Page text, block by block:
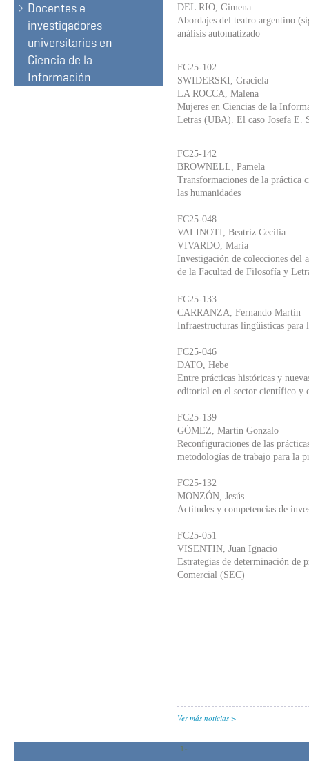
Docentes e
investigadores
universitarios en
Ciencia de la
Información
DEL RIO, Gimena
Abordajes del teatro argentino
análisis automatizado
FC25-102
SWIDERSKI, Graciela
LA ROCCA, Malena
Mujeres en Ciencias de la
Letras (UBA). El caso Josefa E.
FC25-142
BROWNELL, Pamela
Transformaciones de la práctica
las humanidades
FC25-048
VALINOTI, Beatriz Cecilia
VIVARDO, María
Investigación de colecciones del
de la Facultad de Filosofía y
FC25-133
CARRANZA, Fernando Martín
Infraestructuras lingüísticas para
FC25-046
DATO, Hebe
Entre prácticas históricas y
editorial en el sector científico y
FC25-139
GÓMEZ, Martín Gonzalo
Reconfiguraciones de las
metodologías de trabajo para la
FC25-132
MONZÓN, Jesús
Actitudes y competencias de
FC25-051
VISENTIN, Juan Ignacio
Estrategias de determinación de
Comercial (SEC)
Ver más noticias